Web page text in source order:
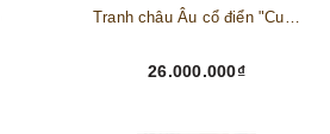
Tranh châu Âu cổ điển "Cuộc sống lao động"
26.000.000₫